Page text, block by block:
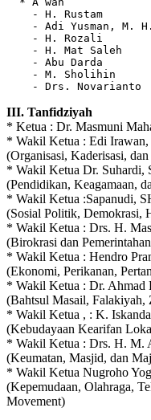
    - H. Rustam
    - Adi Yusman, M. H.
    - H. Rozali
    - H. Mat Saleh
    - Abu Darda
    - M. Sholihin
    - Drs. Novarianto
III. Tanfidziyah
* Ketua : Dr. Masmuni
* Wakil Ketua : Edi
(Organisasi, Kaderisasi,
* Wakil Ketua Dr.
(Pendidikan, Keagamaan,
* Wakil Ketua :Sapanudi,
(Sosial Politik, Demokrasi,
* Wakil Ketua : Drs. H.
(Birokrasi dan
* Wakil Ketua : Hendro
(Ekonomi, Perikanan,
* Wakil Ketua : Dr. Ahmad
(Bahtsul Masail, Falakiyah,
* Wakil Ketua , : K.
(Kebudayaan Kearifan
* Wakil Ketua : Drs. H. M.
(Keumatan, Masjid, dan
* Wakil Ketua Nugroho
(Kepemudaan, Olahraga,
Movement)